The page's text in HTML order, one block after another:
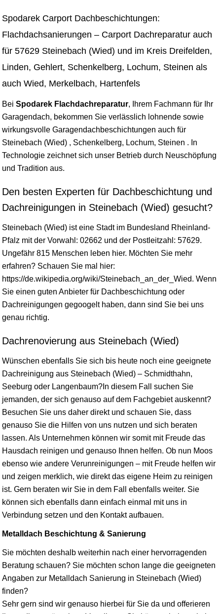
Spodarek Carport Dachbeschichtungen:
Flachdachsanierungen – Carport Dachreparatur auch
für 57629 Steinebach (Wied) und im Kreis Dreifelden,
Linden, Gehlert, Schenkelberg, Lochum, Steinen als
auch Wied, Merkelbach, Hartenfels
Bei Spodarek Flachdachreparatur, Ihrem Fachmann für Ihr
Garagendach, bekommen Sie verlässlich lohnende sowie
wirkungsvolle Garagendachbeschichtungen auch für
Steinebach (Wied) , Schenkelberg, Lochum, Steinen . In
Technologie zeichnet sich unser Betrieb durch Neuschöpfung
und Tradition aus.
Den besten Experten für Dachbeschichtung und
Dachreinigungen in Steinebach (Wied) gesucht?
Steinebach (Wied) ist eine Stadt im Bundesland Rheinland-
Pfalz mit der Vorwahl: 02662 und der Postleitzahl: 57629.
Ungefähr 815 Menschen leben hier. Möchten Sie mehr
erfahren? Schauen Sie mal hier:
https://de.wikipedia.org/wiki/Steinebach_an_der_Wied. Wenn
Sie einen guten Anbieter für Dachbeschichtung oder
Dachreinigungen gegoogelt haben, dann sind Sie bei uns
genau richtig.
Dachrenovierung aus Steinebach (Wied)
Wünschen ebenfalls Sie sich bis heute noch eine geeignete
Dachreinigung aus Steinebach (Wied) – Schmidthahn,
Seeburg oder Langenbaum?In diesem Fall suchen Sie
jemanden, der sich genauso auf dem Fachgebiet auskennt?
Besuchen Sie uns daher direkt und schauen Sie, dass
genauso Sie die Hilfen von uns nutzen und sich beraten
lassen. Als Unternehmen können wir somit mit Freude das
Hausdach reinigen und genauso Ihnen helfen. Ob nun Moos
ebenso wie andere Verunreinigungen – mit Freude helfen wir
und zeigen merklich, wie direkt das eigene Heim zu reinigen
ist. Gern beraten wir Sie in dem Fall ebenfalls weiter. Sie
können sich ebenfalls dann einfach einmal mit uns in
Verbindung setzen und den Kontakt aufbauen.
Metalldach Beschichtung & Sanierung
Sie möchten deshalb weiterhin nach einer hervorragenden
Beratung schauen? Sie möchten schon lange die geeigneten
Angaben zur Metalldach Sanierung in Steinebach (Wied)
finden?
Sehr gern sind wir genauso hierbei für Sie da und offerieren